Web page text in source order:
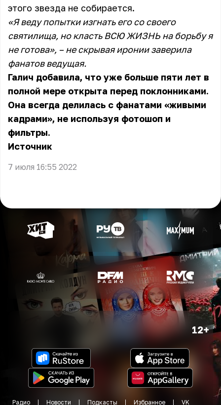
этого звезда не собирается.
«Я веду попытки изгнать его со своего
святилища, но класть ВСЮ ЖИЗНЬ на борьбу я
не готова», – не скрывая иронии заверила
фанатов ведущая.
Галич добавила, что уже больше пяти лет в
полной мере открыта перед поклонниками.
Она всегда делилась с фанатами «живыми
кадрами», не используя фотошоп и
фильтры.
Источник
7 июля 16:55 2022
12+
Радио Новости Подкасты Избранное VK